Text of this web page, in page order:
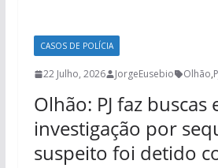
CASOS DE POLÍCIA
22 Julho, 2026 JorgeEusebio Olhão,
Olhão: PJ faz buscas
investigação por
suspeito foi detido